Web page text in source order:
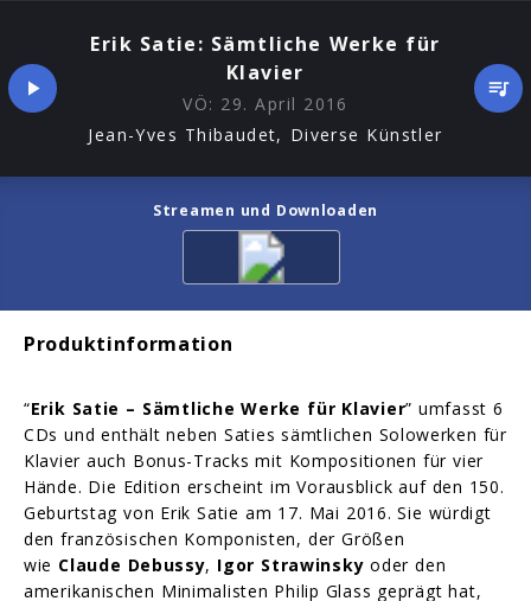
Erik Satie: Sämtliche Werke für
Klavier
VÖ: 29. April 2016
Jean-Yves Thibaudet, Diverse Künstler
Streamen und Downloaden
Produktinformation
“Erik Satie – Sämtliche Werke für Klavier” umfasst 6
CDs und enthält neben Saties sämtlichen Solowerken für
Klavier auch Bonus-Tracks mit Kompositionen für vier
Hände. Die Edition erscheint im Vorausblick auf den 150.
Geburtstag von Erik Satie am 17. Mai 2016. Sie würdigt
den französischen Komponisten, der Größen
wie Claude Debussy, Igor Strawinsky oder den
amerikanischen Minimalisten Philip Glass geprägt hat,